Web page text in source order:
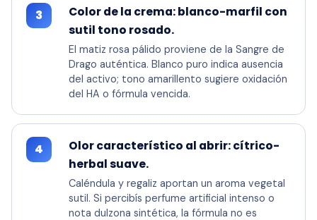
3
Color de la crema: blanco-marfil con
sutil tono rosado.
El matiz rosa pálido proviene de la Sangre de
Drago auténtica. Blanco puro indica ausencia
del activo; tono amarillento sugiere oxidación
del HA o fórmula vencida.
4
Olor característico al abrir: cítrico-
herbal suave.
Caléndula y regaliz aportan un aroma vegetal
sutil. Si percibís perfume artificial intenso o
nota dulzona sintética, la fórmula no es